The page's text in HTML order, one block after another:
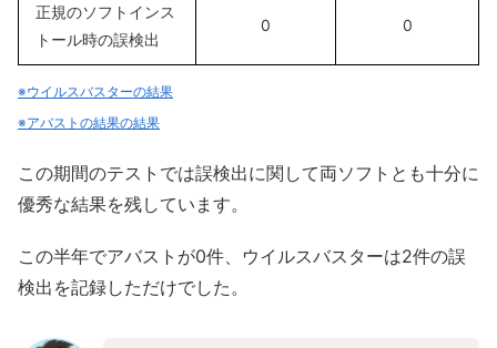
正規のソフトインス
トール時の誤検出
0 0
※ウイルスバスターの結果
※アバストの結果の結果
この期間のテストでは誤検出に関して両ソフトとも十分に
優秀な結果を残しています。
この半年でアバストが0件、ウイルスバスターは2件の誤
検出を記録しただけでした。